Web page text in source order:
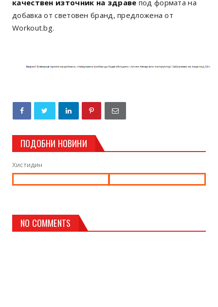
качествен източник на здраве под формата на
добавка от световен бранд, предложена от
Workout.bg.
ПОДОБНИ НОВИНИ
Хистидин
NO COMMENTS